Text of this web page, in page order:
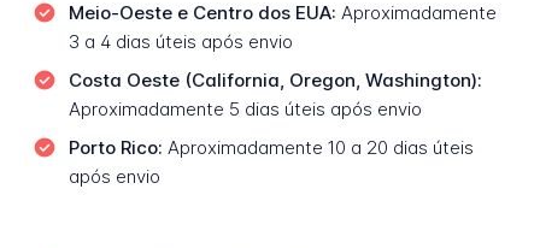
Meio-Oeste e Centro dos EUA: Aproximadamente
3 a 4 dias úteis após envio
Costa Oeste (California, Oregon, Washington):
Aproximadamente 5 dias úteis após envio
Porto Rico: Aproximadamente 10 a 20 dias úteis
após envio